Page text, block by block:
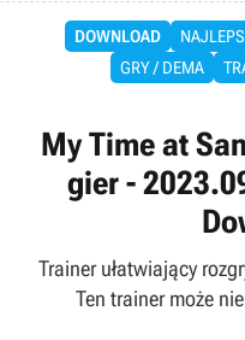
DOWNLOAD
GRY / DEMA
My Time at
gier -
Trainer ułatwiający
Ten trainer może